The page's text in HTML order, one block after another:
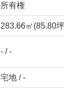
所有権
283.66㎡(85.80
- / -
宅地 / -